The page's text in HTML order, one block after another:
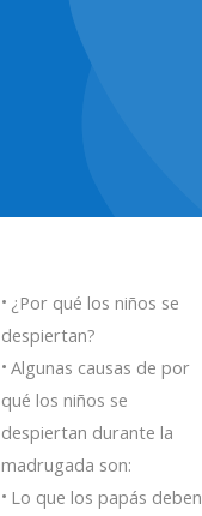
¿Por qué los niños se
despiertan?
Algunas causas de por
qué los niños se
despiertan durante la
madrugada son:
Lo que los papás deben